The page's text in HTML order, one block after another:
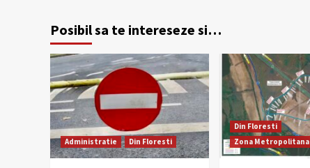
Posibil sa te intereseze si…
Administratie Din Floresti
Din Floresti
Zona Metropolitana